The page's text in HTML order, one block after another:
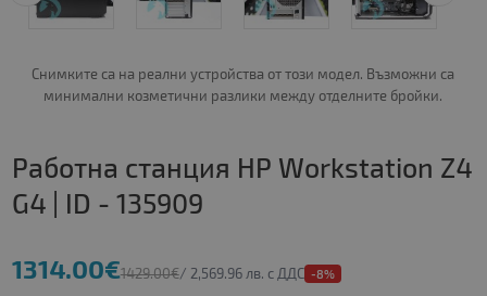
Снимките са на реални устройства от този модел. Възможни са
минимални козметични разлики между отделните бройки.
Работна станция HP Workstation Z4
G4 | ID - 135909
1314.00€1429.00€/ 2,569.96 лв. с ДДС -8%